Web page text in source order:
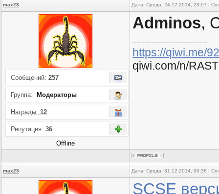
max23 Дата: Среда, 24.12.2014, 23:07 |
Сообщений: 257
Группа: Модераторы
Награды: 12
Репутация: 36
Offline
Adminos,
https://qiwi.me/
qiwi.com/n/
max23 Дата: Среда, 31.12.2014, 00:38 |
SCSE